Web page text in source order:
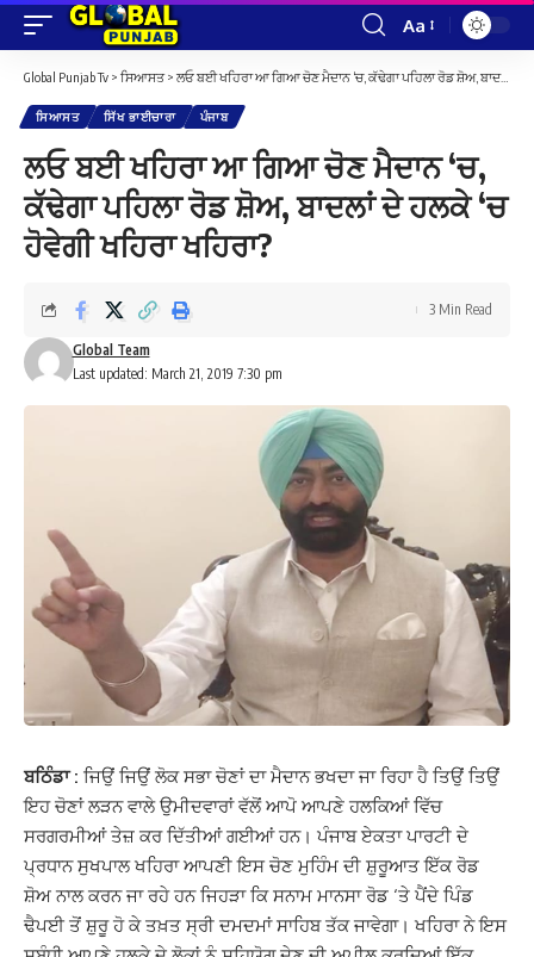
Font
Resizer
Aa
Global Punjab Tv > ਸਿਆਸਤ> ਲਓ ਬਈ ਖਹਿਰਾ ਆ ਗਿਆ ਚੋਣ ਮੈਦਾਨ ‘ਚ, ਕੱਢੇਗਾ ਪਹਿਲਾ ਰੋਡ ਸ਼ੋਅ, ਬਾਦਲਾਂ ਦੇ ਹਲਕੇ ‘ਚ ਹੋਵੇਗੀ ਖਹਿਰਾ ਖਹਿਰਾ?
ਸਿਆਸਤ ਸਿੱਖ ਭਾਈਚਾਰਾ ਪੰਜਾਬ
ਲਓ ਬਈ ਖਹਿਰਾ ਆ ਗਿਆ ਚੋਣ ਮੈਦਾਨ ‘ਚ,
ਕੱਢੇਗਾ ਪਹਿਲਾ ਰੋਡ ਸ਼ੋਅ, ਬਾਦਲਾਂ ਦੇ ਹਲਕੇ ‘ਚ
ਹੋਵੇਗੀ ਖਹਿਰਾ ਖਹਿਰਾ?
Last updated: March 21, 2019 7:30 pm
Global Team
3 Min Read
ਬਠਿੰਡਾ : ਜਿਉਂ ਜਿਉਂ ਲੋਕ ਸਭਾ ਚੋਣਾਂ ਦਾ ਮੈਦਾਨ ਭਖਦਾ ਜਾ ਰਿਹਾ ਹੈ ਤਿਉਂ ਤਿਉਂ
ਇਹ ਚੋਣਾਂ ਲੜਨ ਵਾਲੇ ਉਮੀਦਵਾਰਾਂ ਵੱਲੋਂ ਆਪੋ ਆਪਣੇ ਹਲਕਿਆਂ ਵਿੱਚ
ਸਰਗਰਮੀਆਂ ਤੇਜ਼ ਕਰ ਦਿੱਤੀਆਂ ਗਈਆਂ ਹਨ। ਪੰਜਾਬ ਏਕਤਾ ਪਾਰਟੀ ਦੇ
ਪ੍ਰਧਾਨ ਸੁਖਪਾਲ ਖਹਿਰਾ ਆਪਣੀ ਇਸ ਚੋਣ ਮੁਹਿੰਮ ਦੀ ਸ਼ੁਰੂਆਤ ਇੱਕ ਰੋਡ
ਸ਼ੋਅ ਨਾਲ ਕਰਨ ਜਾ ਰਹੇ ਹਨ ਜਿਹੜਾ ਕਿ ਸਨਾਮ ਮਾਨਸਾ ਰੋਡ ‘ਤੇ ਪੈਂਦੇ ਪਿੰਡ
ਢੈਪਈ ਤੋਂ ਸ਼ੁਰੂ ਹੋ ਕੇ ਤਖ਼ਤ ਸ੍ਰੀ ਦਮਦਮਾਂ ਸਾਹਿਬ ਤੱਕ ਜਾਵੇਗਾ। ਖਹਿਰਾ ਨੇ ਇਸ